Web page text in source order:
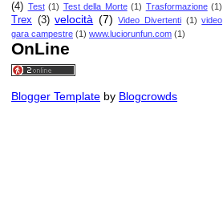
(4) Test (1) Test della Morte (1) Trasformazione (1)
Trex (3) velocità (7) Video Divertenti (1) video
gara campestre (1) www.luciorunfun.com (1)
OnLine
Blogger Template by Blogcrowds